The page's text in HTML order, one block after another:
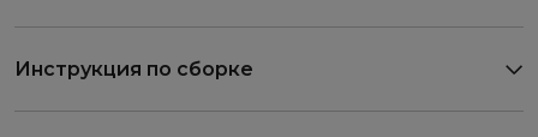
Инструкция по сборке